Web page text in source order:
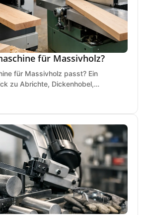
für Massivholz?
für Massivholz passt? Ein
zu Abrichte, Dickenhobel,